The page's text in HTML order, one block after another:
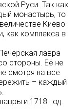
Руси. Так как
монастырь, то
Киево-
как комплекса в
лавра
стороны. Её не
смотря на все
– каждый
и 1718 год.